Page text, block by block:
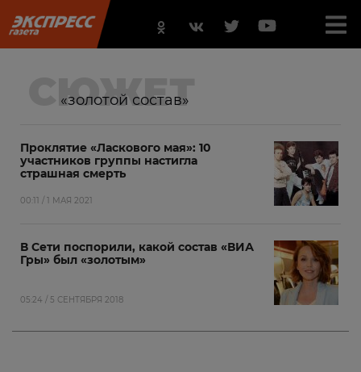
СЮЖЕТ
«золотой состав»
Проклятие «Ласкового мая»: 10
участников группы настигла
страшная смерть
00:11 / 1 МАЯ 2021
В Сети поспорили, какой состав «ВИА
Гры» был «золотым»
05:24 / 5 СЕНТЯБРЯ 2018